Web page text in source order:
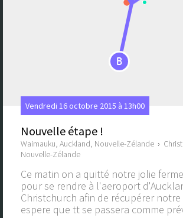
B
Vendredi 16 octobre 2015 à 13h00
Nouvelle étape !
Waimauku, Auckland, Nouvelle-Zélande ›
Nouvelle-Zélande
Ce matin on a quitté notre jolie
pour se rendre à l'aeroport
Christchurch afin de récupérer notre
espere que tt se passera comme